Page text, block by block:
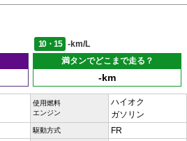
10・15
-km/L
満タンでどこまで走る？
-km
使用燃料
エンジン
ハイオク
ガソリン
駆動方式 FR